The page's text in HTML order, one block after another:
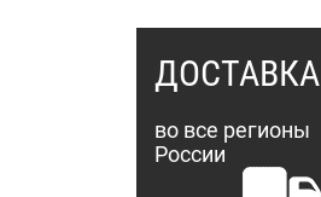
ДОСТАВКА
во все регионы
России